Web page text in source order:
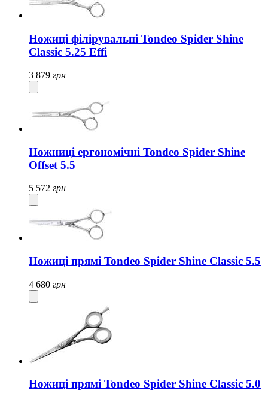
Ножиці філірувальні Tondeo Spider Shine
Classic 5.25 Effi
3 879 грн
Ножниці ергономічні Tondeo Spider Shine
Offset 5.5
5 572 грн
Ножиці прямі Tondeo Spider Shine Classic 5.5
4 680 грн
Ножиці прямі Tondeo Spider Shine Classic 5.0